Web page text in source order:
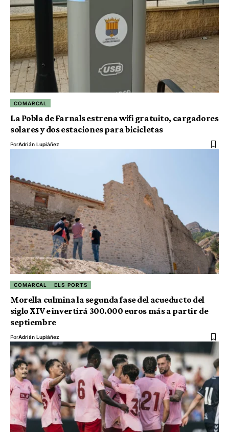
COMARCAL
La Pobla de Farnals estrena wifi gratuito, cargadores
solares y dos estaciones para bicicletas
PorAdrián Lupiáñez
COMARCAL ELS PORTS
Morella culmina la segunda fase del acueducto del
siglo XIV e invertirá 300.000 euros más a partir de
septiembre
PorAdrián Lupiáñez